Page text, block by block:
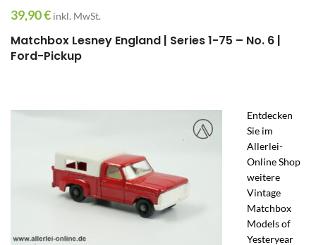
39,90€ inkl. MwSt.
Matchbox Lesney England | Series 1-75 – No. 6 |
Ford-Pickup
Entdecken
Sie im
Allerlei-
Online Shop
weitere
Vintage
Matchbox
Models of
Yesteryear